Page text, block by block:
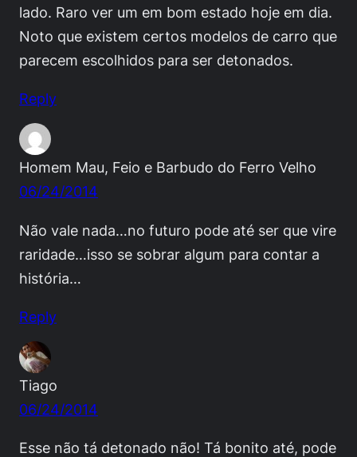
lado. Raro ver um em bom estado hoje em dia.
Noto que existem certos modelos de carro que
parecem escolhidos para ser detonados.
Reply
Homem Mau, Feio e Barbudo do Ferro Velho
06/24/2014
Não vale nada…no futuro pode até ser que vire
raridade…isso se sobrar algum para contar a
história…
Reply
Tiago
06/24/2014
Esse não tá detonado não! Tá bonito até, pode